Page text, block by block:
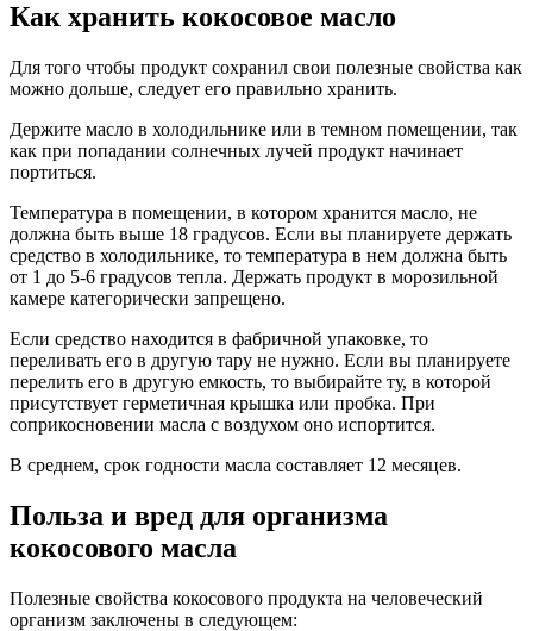
Как хранить кокосовое масло
Для того чтобы продукт сохранил свои полезные свойства как
можно дольше, следует его правильно хранить.
Держите масло в холодильнике или в темном помещении, так
как при попадании солнечных лучей продукт начинает
портиться.
Температура в помещении, в котором хранится масло, не
должна быть выше 18 градусов. Если вы планируете держать
средство в холодильнике, то температура в нем должна быть
от 1 до 5-6 градусов тепла. Держать продукт в морозильной
камере категорически запрещено.
Если средство находится в фабричной упаковке, то
переливать его в другую тару не нужно. Если вы планируете
перелить его в другую емкость, то выбирайте ту, в которой
присутствует герметичная крышка или пробка. При
соприкосновении масла с воздухом оно испортится.
В среднем, срок годности масла составляет 12 месяцев.
Польза и вред для организма
кокосового масла
Полезные свойства кокосового продукта на человеческий
организм заключены в следующем: